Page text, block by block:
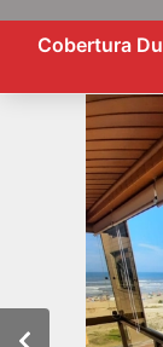
Cobertura